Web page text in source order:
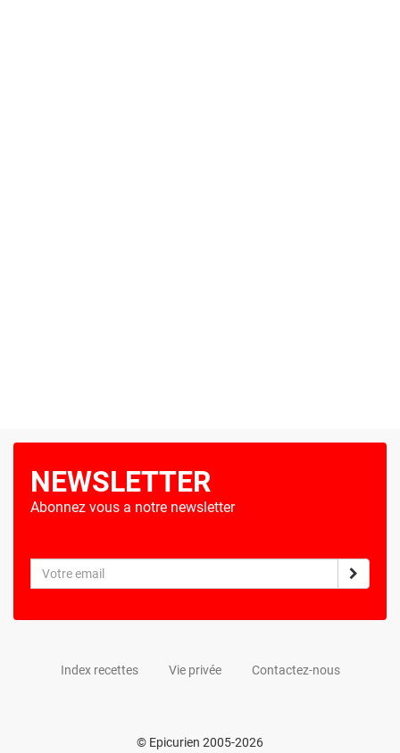
NEWSLETTER
Abonnez vous a notre newsletter
Index recettes Vie privée Contactez-nous
© Epicurien 2005-2026